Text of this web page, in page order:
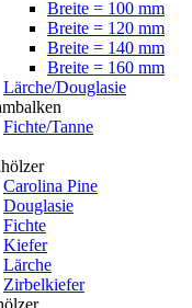
Breite = 100 mm
Breite = 120 mm
Breite = 140 mm
Breite = 160 mm
Lärche/Douglasie
Fichte/Tanne
Carolina Pine
Douglasie
Fichte
Kiefer
Lärche
Zirbelkiefer